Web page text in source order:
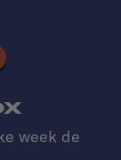
week de